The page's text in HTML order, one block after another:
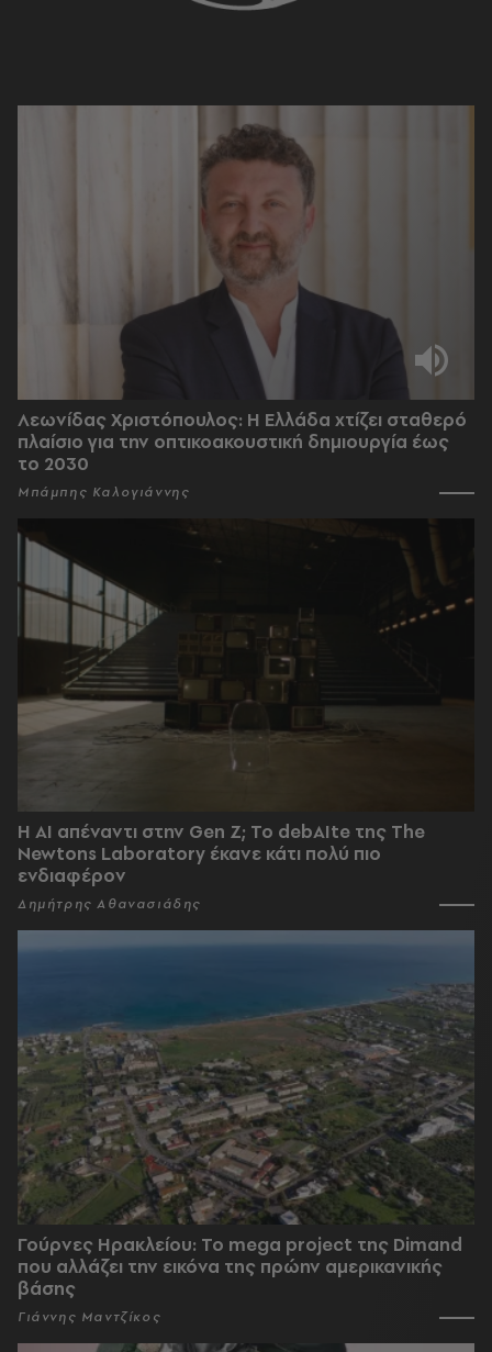
Λεωνίδας Χριστόπουλος: Η Ελλάδα χτίζει σταθερό
πλαίσιο για την οπτικοακουστική δημιουργία έως
το 2030
Μπάμπης Καλογιάννης
Η AI απέναντι στην Gen Z; Το debAIte της The
Newtons Laboratory έκανε κάτι πολύ πιο
ενδιαφέρον
Δημήτρης Αθανασιάδης
Γούρνες Ηρακλείου: To mega project της Dimand
που αλλάζει την εικόνα της πρώην αμερικανικής
βάσης
Γιάννης Μαντζίκος